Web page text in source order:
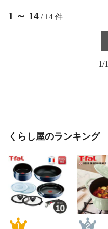
1 ～ 14 / 14 件
1/1
くらし屋のランキング